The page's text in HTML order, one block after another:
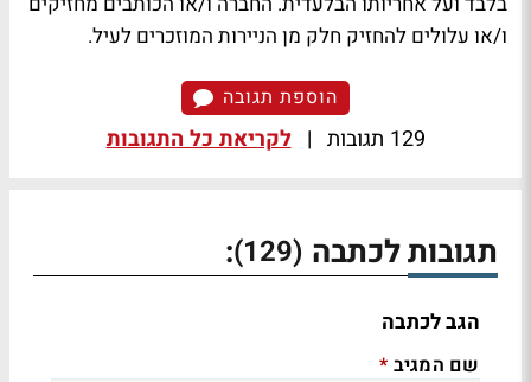
ו/או עלולים להחזיק חלק מן הניירות המוזכרים לעיל.
הוספת תגובה
129 תגובות | לקריאת כל התגובות
תגובות לכתבה (129)
:
הגב לכתבה
שם המגיב *